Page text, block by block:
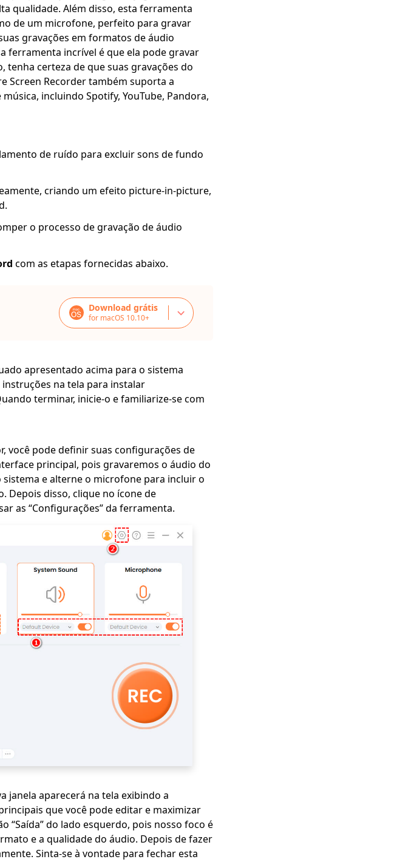
qualidade. Além disso, esta ferramenta
de um microfone, perfeito para gravar
gravações em formatos de áudio
ferramenta incrível é que ela pode gravar
tenha certeza de que suas gravações do
Screen Recorder também suporta a
incluindo Spotify, YouTube, Pandora,
de ruído para excluir sons de fundo
criando um efeito picture-in-picture,
o processo de gravação de áudio
com as etapas fornecidas abaixo.
Download grátis
for macOS 10.10+
apresentado acima para o sistema
na tela para instalar
terminar, inicie-o e familiarize-se com
você pode definir suas configurações de
principal, pois gravaremos o áudio do
e alterne o microfone para incluir o
Depois disso, clique no ícone de
as “Configurações” da ferramenta.
janela aparecerá na tela exibindo a
que você pode editar e maximizar
“Saída” do lado esquerdo, pois nosso foco é
e a qualidade do áudio. Depois de fazer
Sinta-se à vontade para fechar esta